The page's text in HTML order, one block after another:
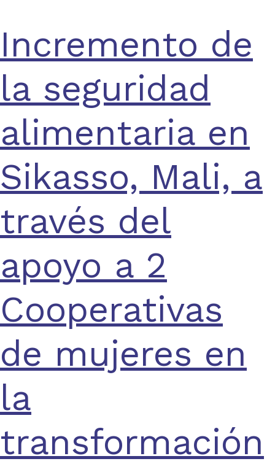
Incremento de
la seguridad
alimentaria en
Sikasso, Mali, a
través del
apoyo a 2
Cooperativas
de mujeres en
la
transformación